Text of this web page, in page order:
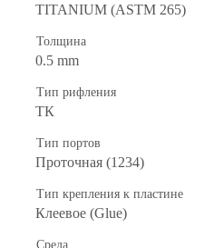
TITANIUM (ASTM 265)
Толщина
0.5 mm
Тип рифления
ТК
Тип портов
Проточная (1234)
Тип крепления к пластине
Клеевое (Glue)
Среда